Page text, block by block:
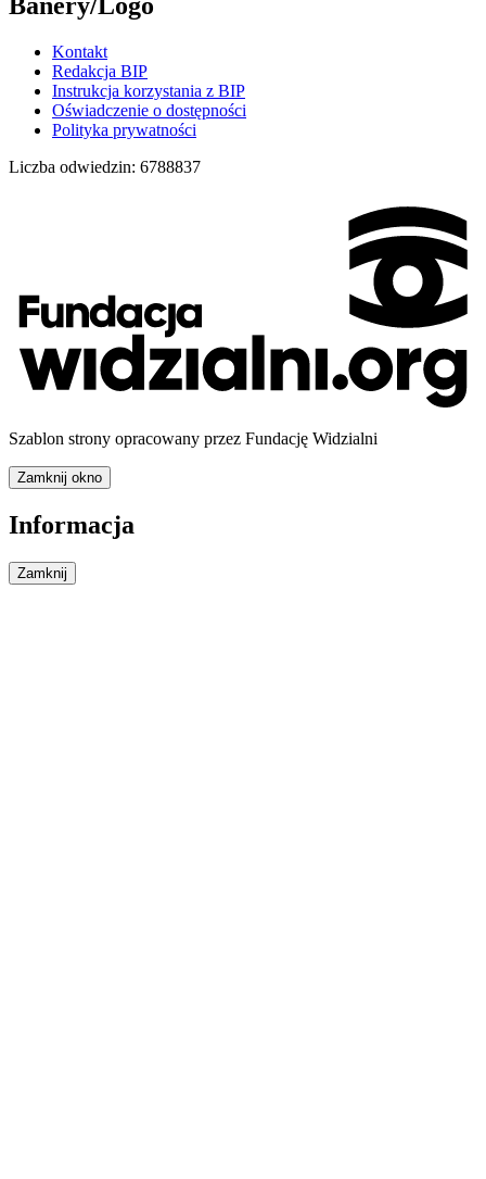
Kontakt
Redakcja BIP
Instrukcja korzystania z BIP
Oświadczenie o dostępności
Polityka prywatności
Liczba odwiedzin: 6788837
Szablon strony opracowany przez Fundację Widzialni
Zamknij okno
Informacja
Zamknij